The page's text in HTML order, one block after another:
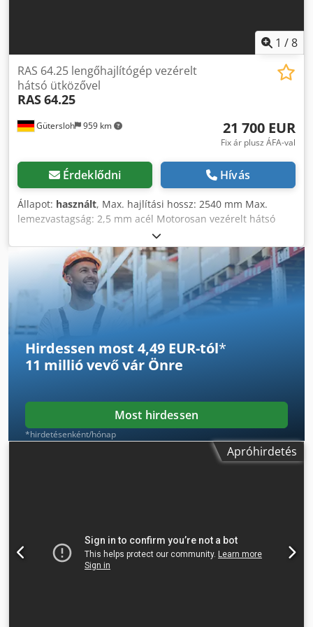
1 /8
Gütersloh 959 km
RAS 64.25 lengőhajlítógép vezérelt
hátsó ütközővel
RAS64.25
21 700 EUR
Fix ár plusz ÁFA-val
Érdeklődni Hívás
Állapot: használt, Max. hajlítási hossz: 2540 mm Max.
lemezvastagság: 2,5 mm acél Motorosan vezérelt hátsó
ütköző felhajtható ütközőkkel, 1500 mm-ig Több
programciklus különböző hajlításszögekkel és
löketmagasságokkal lehetséges Cjdsza Ahpopfx Apvjha
Multibend 2000 vezérlés Köszörült hajlítósín Súly: 1.700 kg
Hirdessen most 4,49 EUR-tól*
11 millió vevővár Önre
Most hirdessen
*hirdetésenként/hónap
Apróhirdetés